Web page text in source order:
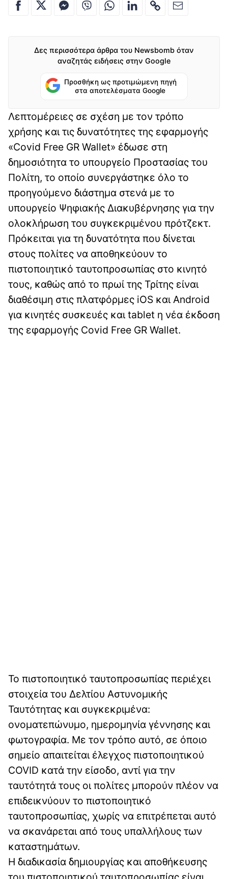
Δες περισσότερα άρθρα του Newsbomb όταν
αναζητάς ειδήσεις στην Google
Προσθήκη ως προτιμώμενη πηγή
στα αποτελέσματα Google
Λεπτομέρειες σε σχέση με τον τρόπο
χρήσης και τις δυνατότητες της εφαρμογής
«Covid Free GR Wallet» έδωσε στη
δημοσιότητα το υπουργείο Προστασίας του
Πολίτη, το οποίο συνεργάστηκε όλο το
προηγούμενο διάστημα στενά με το
υπουργείο Ψηφιακής Διακυβέρνησης για την
ολοκλήρωση του συγκεκριμένου πρότζεκτ.
Πρόκειται για τη δυνατότητα που δίνεται
στους πολίτες να αποθηκεύουν το
πιστοποιητικό ταυτοπροσωπίας στο κινητό
τους, καθώς από το πρωί της Τρίτης είναι
διαθέσιμη στις πλατφόρμες iOS και Android
για κινητές συσκευές και tablet η νέα έκδοση
της εφαρμογής Covid Free GR Wallet.
Το πιστοποιητικό ταυτοπροσωπίας περιέχει
στοιχεία του Δελτίου Αστυνομικής
Ταυτότητας και συγκεκριμένα:
ονοματεπώνυμο, ημερομηνία γέννησης και
φωτογραφία. Με τον τρόπο αυτό, σε όποιο
σημείο απαιτείται έλεγχος πιστοποιητικού
COVID κατά την είσοδο, αντί για την
ταυτότητά τους οι πολίτες μπορούν πλέον να
επιδεικνύουν το πιστοποιητικό
ταυτοπροσωπίας, χωρίς να επιτρέπεται αυτό
να σκανάρεται από τους υπαλλήλους των
καταστημάτων.
Η διαδικασία δημιουργίας και αποθήκευσης